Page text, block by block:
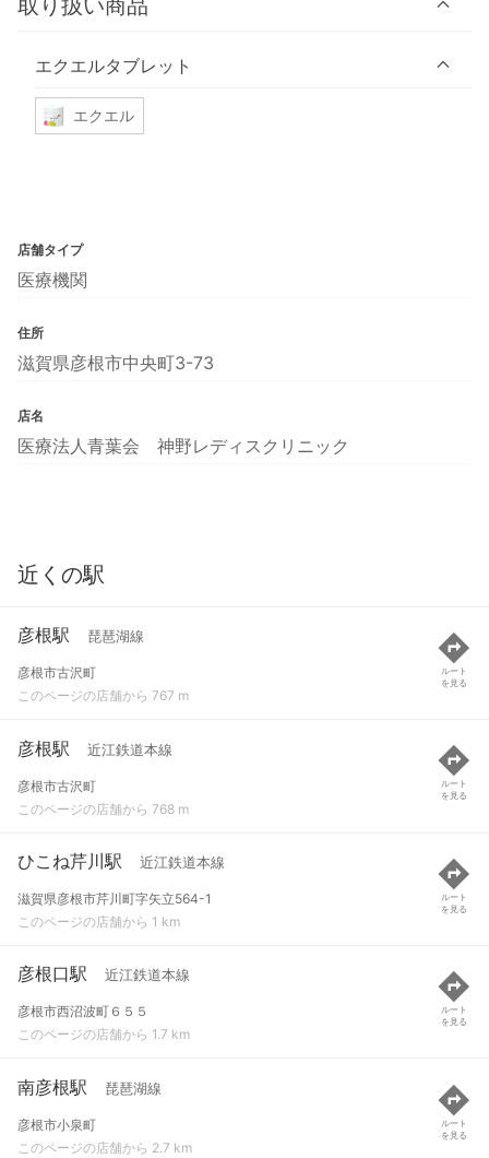
取り扱い商品
エクエルタブレット
エクエル
店舗タイプ
医療機関
住所
滋賀県彦根市中央町3-73
店名
医療法人青葉会 神野レディスクリニック
近くの駅
彦根駅 琵琶湖線
彦根市古沢町
このページの店舗から 767 m
ルート
を見る
彦根駅 近江鉄道本線
彦根市古沢町
このページの店舗から 768 m
ルート
を見る
ひこね芹川駅 近江鉄道本線
滋賀県彦根市芹川町字矢立564-1
このページの店舗から 1 km
ルート
を見る
彦根口駅 近江鉄道本線
彦根市西沼波町６５５
このページの店舗から 1.7 km
ルート
を見る
南彦根駅 琵琶湖線
彦根市小泉町
このページの店舗から 2.7 km
ルート
を見る